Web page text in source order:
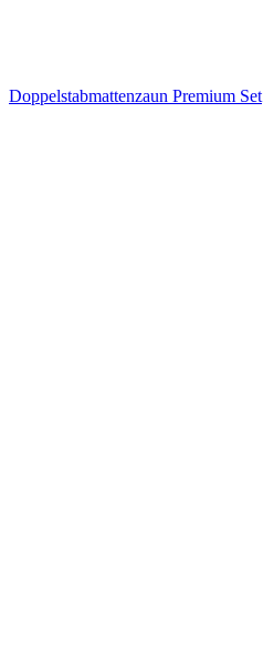
Doppelstabmattenzaun Premium Set